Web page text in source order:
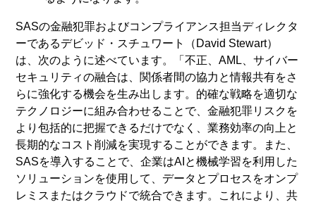
SASの金融犯罪およびコンプライアンス担当ディレクタ
ーであるデビッド・スチュワート（David Stewart）
は、次のように述べています。「不正、AML、サイバー
セキュリティの融合は、関係者間の協力と情報共有をさ
らに強化する機会を生み出します。的確な戦略を適切な
テクノロジーに組み合わせることで、金融犯罪リスクを
より包括的に把握できるだけでなく、業務効率の向上と
長期的なコスト削減を実現することができます。また、
SASを導入することで、企業はAIと機械学習を利用した
ソリューションを使用して、データとプロセスをオンプ
レミスまたはクラウドで統合できます。これにより、共